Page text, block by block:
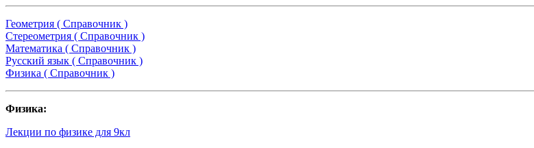
Геометрия ( Справочник )
Стереометрия ( Справочник )
Математика ( Справочник )
Русский язык ( Справочник )
Физика ( Справочник )
Физика:
Лекции по физике для 9кл